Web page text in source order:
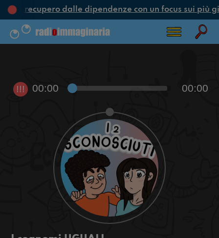
e recupero dalle dipendenze con un focus sui più
!!! 00:00 00:00